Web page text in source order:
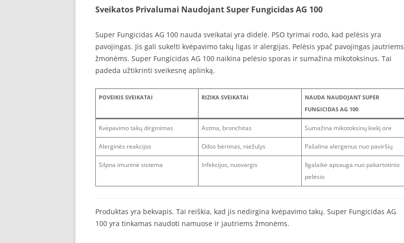
Sveikatos Privalumai Naudojant Super Fungicidas AG 100
Super Fungicidas AG 100 nauda sveikatai yra didelė. PSO tyrimai rodo, kad pelėsis yra
pavojingas. Jis gali sukelti kvėpavimo takų ligas ir alergijas. Pelėsis ypač pavojingas jautriems
žmonėms. Super Fungicidas AG 100 naikina pelėsio sporas ir sumažina mikotoksinus. Tai
padeda užtikrinti sveikesnę aplinką.
POVEIKIS SVEIKATAI RIZIKA SVEIKATAI
NAUDA NAUDOJANT SUPER
FUNGICIDAS AG 100
Kvėpavimo takų dirginimas Astma, bronchitas Sumažina mikotoksinų kiekį ore
Alerginės reakcijos Odos bėrimas, niežulys Pašalina alergenus nuo paviršių
Silpna imuninė sistema Infekcijos, nuovargis
Ilgalaikė apsauga nuo pakartotinio
pelėsio
Produktas yra bekvapis. Tai reiškia, kad jis nedirgina kvėpavimo takų. Super Fungicidas AG
100 yra tinkamas naudoti namuose ir jautriems žmonėms.